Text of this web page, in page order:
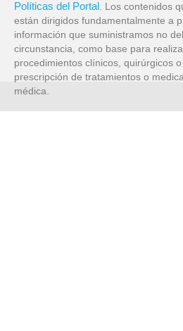
Políticas del Portal. Los contenidos
están dirigidos fundamentalmente a
información que suministramos no
circunstancia, como base para
procedimientos clínicos, quirúrgicos
prescripción de tratamientos o
médica.